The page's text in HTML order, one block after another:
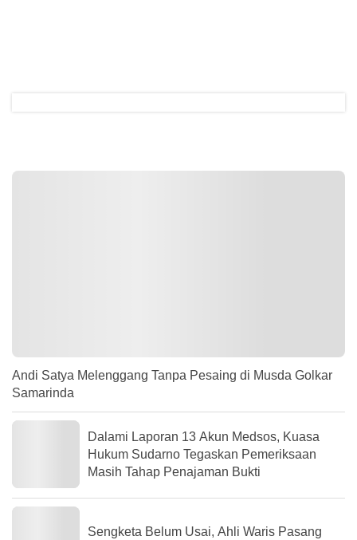
Andi Satya Melenggang Tanpa Pesaing di Musda Golkar
Samarinda
Dalami Laporan 13 Akun Medsos, Kuasa
Hukum Sudarno Tegaskan Pemeriksaan
Masih Tahap Penajaman Bukti
Sengketa Belum Usai, Ahli Waris Pasang